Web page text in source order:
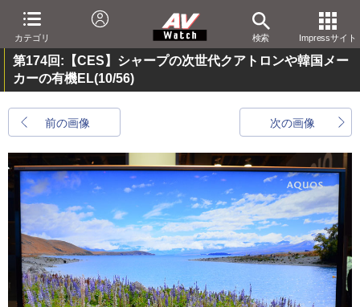
カテゴリ 検索 Impressサイト
第174回:【CES】シャープの次世代クアトロンや韓国メー
カーの有機EL(10/56)
前の画像 次の画像